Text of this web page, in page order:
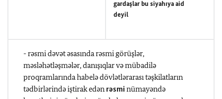
gardaşlar bu siyahıya aid
deyil
- rəsmi dəvət əsasında rəsmi görüşlər,
məsləhətləşmələr, danışıqlar və mübadilə
proqramlarında habelə dövlətlərarası təşkilatların
tədbirlərində iştirak edən rəsminümayəndə